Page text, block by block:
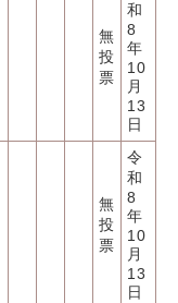
無
投
票
和
8
年
10
月
13
日
無
投
票
令
和
8
年
10
月
13
日